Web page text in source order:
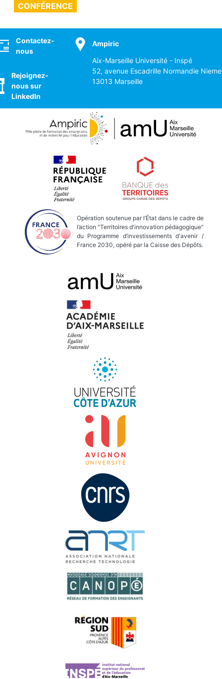
CONFÉRENCE
Contactez-
nous
Rejoignez-
nous sur
LinkedIn
Ampiric
Aix-Marseille Université - Inspé
52, avenue Escadrille Normandie
13013 Marseille
Opération soutenue par l’État dans le cadre de
l’action "Territoires d'innovation pédagogique"
du Programme d’investissements d'avenir /
France 2030, opéré par la Caisse des Dépôts.